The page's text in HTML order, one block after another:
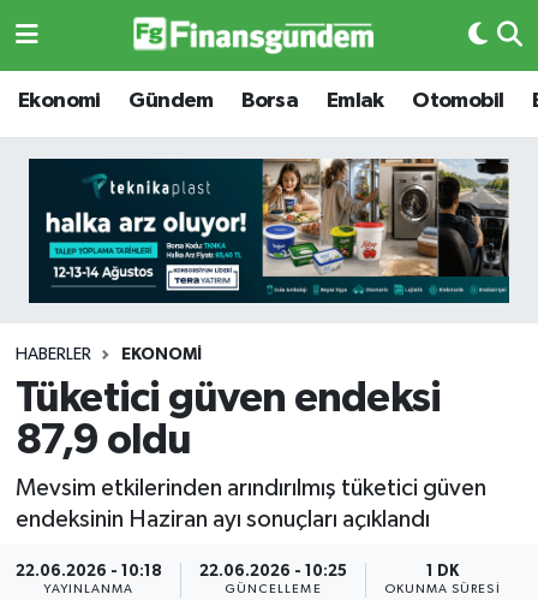
Ekonomi Gündem Borsa Emlak Otomobil
HABERLER EKONOMI
Tüketici güven endeksi
87,9 oldu
Mevsim etkilerinden arındırılmış tüketici güven
endeksinin Haziran ayı sonuçları açıklandı
22.06.2026 - 10:18
YAYINLANMA
22.06.2026 - 10:25
GÜNCELLEME
1 DK
OKUNMA SÜRESI
Ekonomi
Borsa
Emlak
Otomobil
Gizlilik Sözleşmesi
Hakkımızda
İletişim
Ekonomi
Borsa
Emlak
Emtia
BITCOIN
Yapay Zeka